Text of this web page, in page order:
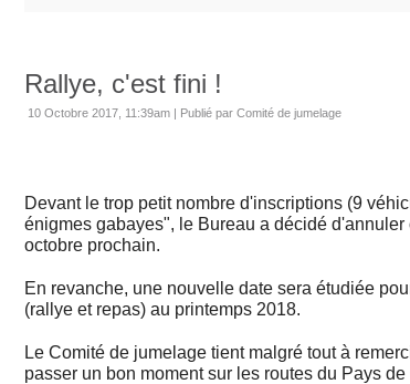
Rallye, c'est fini !
10 Octobre 2017, 11:39am | Publié par Comité de jumelage
Devant le trop petit nombre d'inscriptions (9
énigmes gabayes", le Bureau a décidé
octobre prochain.
En revanche, une nouvelle date sera étudiée
(rallye et repas) au printemps 2018.
Le Comité de jumelage tient malgré tout à
passer un bon moment sur les routes du Pays